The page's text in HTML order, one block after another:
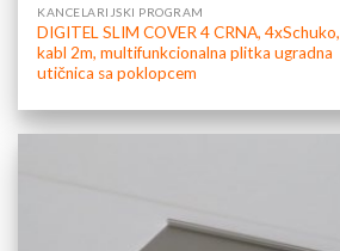
KANCELARIJSKI PROGRAM
DIGITEL SLIM COVER 4 CRNA, 4xSchuko,
kabl 2m, multifunkcionalna plitka ugradna
utičnica sa poklopcem